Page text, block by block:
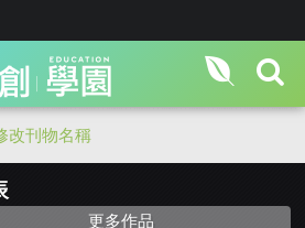
改刊物名稱
更多作品